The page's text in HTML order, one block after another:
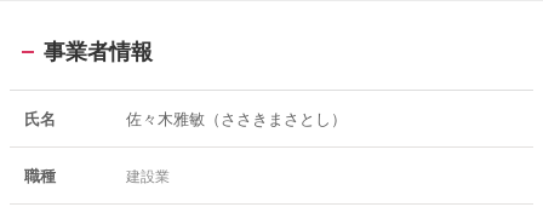
事業者情報
氏名 佐々木雅敏（ささきまさとし）
職種 建設業